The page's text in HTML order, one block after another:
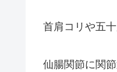
首肩コリや五
仙腸関節に関